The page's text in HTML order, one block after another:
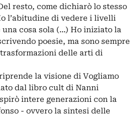
resto, come dichiarò lo stesso
l’abitudine di vedere i livelli
cosa sola (…) Ho iniziato la
poesie, ma sono sempre
delle arti di
la visione di Vogliamo
dal libro cult di Nanni
intere generazioni con la
- ovvero la sintesi delle